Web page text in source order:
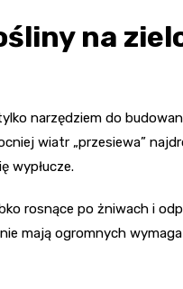
na
narzędziem do
wiatr „przesiewa”
wypłucze.
rosnące po żniwach i
mają ogromnych